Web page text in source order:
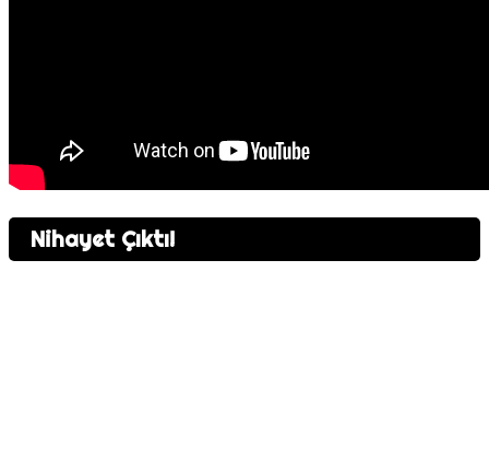
Nihayet Çıktı!